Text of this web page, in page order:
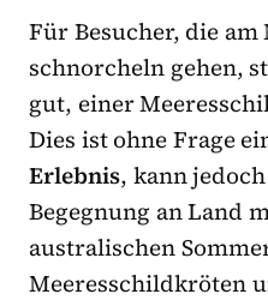
Für Besucher, die am
schnorcheln gehen,
gut, einer
Dies ist ohne Frage
Erlebnis, kann
Begegnung an Land
australischen
Meeresschildkröten